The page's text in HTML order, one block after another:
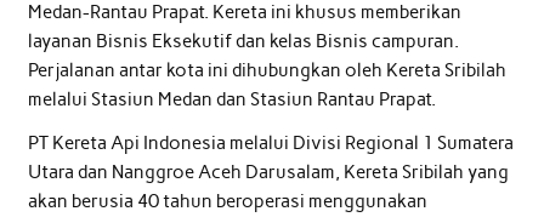
Medan-Rantau Prapat. Kereta ini khusus memberikan
layanan Bisnis Eksekutif dan kelas Bisnis campuran.
Perjalanan antar kota ini dihubungkan oleh Kereta Sribilah
melalui Stasiun Medan dan Stasiun Rantau Prapat.
PT Kereta Api Indonesia melalui Divisi Regional 1 Sumatera
Utara dan Nanggroe Aceh Darusalam, Kereta Sribilah yang
akan berusia 40 tahun beroperasi menggunakan